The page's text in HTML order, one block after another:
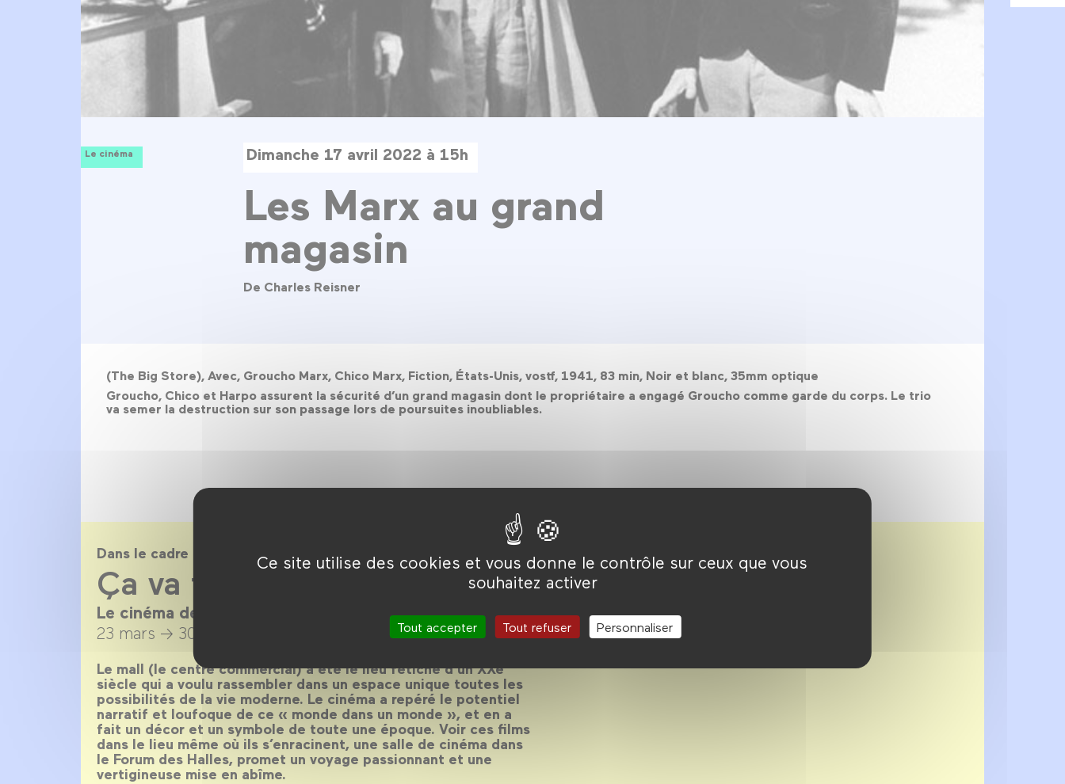
Ce site utilise des cookies et vous donne le contrôle sur ceux que vous
souhaitez activer
Tout accepter Tout refuser Personnaliser
Le cinéma Dimanche 17 avril 2022 à 15h
Les Marx au grand
magasin
De Charles Reisner
(The Big Store), Avec, Groucho Marx, Chico Marx, Fiction, États-Unis, vostf, 1941, 83 min, Noir et blanc, 35mm optique
Groucho, Chico et Harpo assurent la sécurité d’un grand magasin dont le propriétaire a engagé Groucho comme garde du corps. Le trio
va semer la destruction sur son passage lors de poursuites inoubliables.
Dans le cadre de
Ça va faire MALL
Le cinéma des grandes surfaces : utopie et destruction
23 mars → 30 avril 2022
Le mall (le centre commercial) a été le lieu fétiche d’un XXe
siècle qui a voulu rassembler dans un espace unique toutes les
possibilités de la vie moderne. Le cinéma a repéré le potentiel
narratif et loufoque de ce « monde dans un monde », et en a
fait un décor et un symbole de toute une époque. Voir ces films
dans le lieu même où ils s’enracinent, une salle de cinéma dans
le Forum des Halles, promet un voyage passionnant et une
vertigineuse mise en abîme.